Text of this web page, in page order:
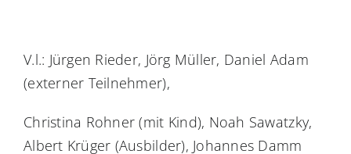
V.l.: Jürgen Rieder, Jörg Müller, Daniel Adam
(externer Teilnehmer),
Christina Rohner (mit Kind), Noah Sawatzky,
Albert Krüger (Ausbilder), Johannes Damm